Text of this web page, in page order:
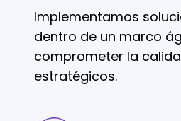
Implementamos
dentro de un marco
comprometer la
estratégicos.